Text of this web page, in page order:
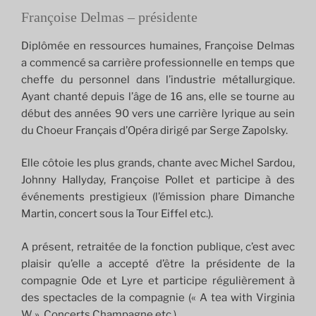
Françoise Delmas – présidente
Diplômée en ressources humaines, Françoise Delmas
a commencé sa carrière professionnelle en temps que
cheffe du personnel dans l’industrie métallurgique.
Ayant chanté depuis l’âge de 16 ans, elle se tourne au
début des années 90 vers une carrière lyrique au sein
du Choeur Français d’Opéra dirigé par Serge Zapolsky.
Elle côtoie les plus grands, chante avec Michel Sardou,
Johnny Hallyday, Françoise Pollet et participe à des
événements prestigieux (l’émission phare Dimanche
Martin, concert sous la Tour Eiffel etc.).
A présent, retraitée de la fonction publique, c’est avec
plaisir qu’elle a accepté d’être la présidente de la
compagnie Ode et Lyre et participe régulièrement à
des spectacles de la compagnie (« A tea with Virginia